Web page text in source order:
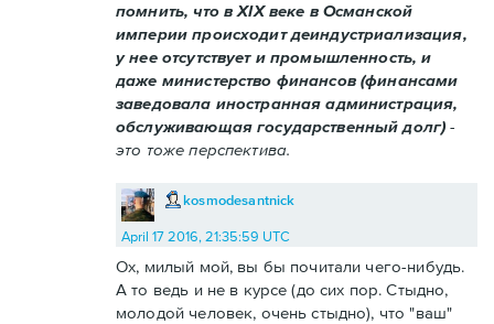
помнить, что в XIX веке в Османской
империи происходит деиндустриализация,
у нее отсутствует и промышленность, и
даже министерство финансов (финансами
заведовала иностранная администрация,
обслуживающая государственный долг)-
это тоже перспектива.
kosmodesantnick
April 17 2016, 21:35:59 UTC
Ох, милый мой, вы бы почитали чего-нибудь.
А то ведь и не в курсе (до сих пор. Стыдно,
молодой человек, очень стыдно), что "ваш"